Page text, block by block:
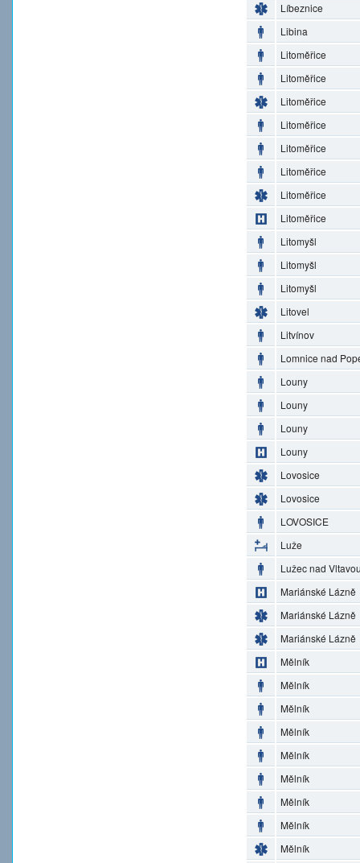
Líbeznice
Libina
Litoměřice
Litoměřice
Litoměřice
Litoměřice
Litoměřice
Litoměřice
Litoměřice
Litoměřice
Litomyšl
Litomyšl
Litomyšl
Litovel
Litvínov
Lomnice nad
Louny
Louny
Louny
Louny
Lovosice
Lovosice
LOVOSICE
Luže
Lužec nad
Mariánské Lázně
Mariánské Lázně
Mariánské Lázně
Mělník
Mělník
Mělník
Mělník
Mělník
Mělník
Mělník
Mělník
Mělník